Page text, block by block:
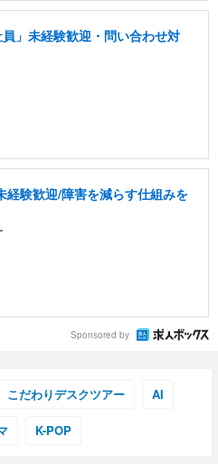
」未経験歓迎・問い合わせ対
経験歓迎/障害を減らす仕組みを
Sponsored by
こだわりデスクツアー AI
K-POP